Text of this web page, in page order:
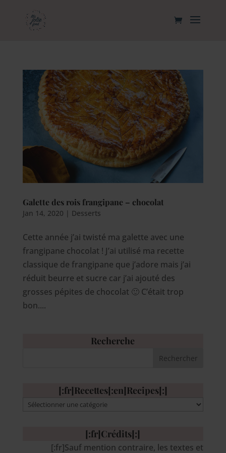
Galette des rois frangipane – chocolat
Jan 14, 2020 | Desserts
Cette année j’ai twisté ma galette avec une
frangipane chocolat ! J’ai utilisé ma recette
classique de frangipane que j’adore mais j’ai
réduit beurre et sucre car j’ai ajouté des
grosses pépites de chocolat 🙂 C’était trop
bon....
Recherche
[:fr]Recettes[:en]Recipes[:]
[:fr]Recettes[:en]Recipes[:]
[:fr]Crédits[:]
[:fr]Sauf mention contraire, les textes et